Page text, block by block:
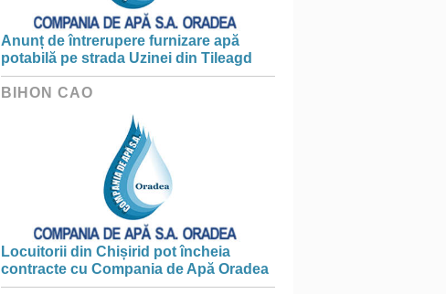
Anunț de întrerupere furnizare apă
potabilă pe strada Uzinei din Tileagd
BIHON CAO
Locuitorii din Chișirid pot încheia
contracte cu Compania de Apă Oradea